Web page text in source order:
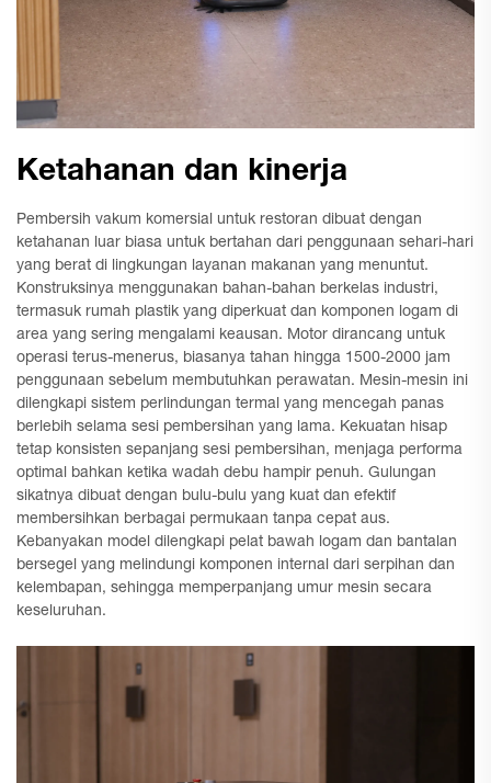
Ketahanan dan kinerja
Pembersih vakum komersial untuk restoran dibuat dengan
ketahanan luar biasa untuk bertahan dari penggunaan sehari-hari
yang berat di lingkungan layanan makanan yang menuntut.
Konstruksinya menggunakan bahan-bahan berkelas industri,
termasuk rumah plastik yang diperkuat dan komponen logam di
area yang sering mengalami keausan. Motor dirancang untuk
operasi terus-menerus, biasanya tahan hingga 1500-2000 jam
penggunaan sebelum membutuhkan perawatan. Mesin-mesin ini
dilengkapi sistem perlindungan termal yang mencegah panas
berlebih selama sesi pembersihan yang lama. Kekuatan hisap
tetap konsisten sepanjang sesi pembersihan, menjaga performa
optimal bahkan ketika wadah debu hampir penuh. Gulungan
sikatnya dibuat dengan bulu-bulu yang kuat dan efektif
membersihkan berbagai permukaan tanpa cepat aus.
Kebanyakan model dilengkapi pelat bawah logam dan bantalan
bersegel yang melindungi komponen internal dari serpihan dan
kelembapan, sehingga memperpanjang umur mesin secara
keseluruhan.